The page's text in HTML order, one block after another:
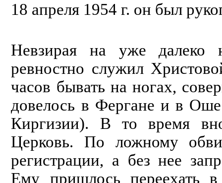
18 апреля 1954 г. он был
Невзирая на уже далеко
ревностно служил
часов бывать на ногах,
довелось в Фергане и в
Киргизии). В то время
Церковь. По ложному
регистрации, а без нее
Ему пришлось переехать в